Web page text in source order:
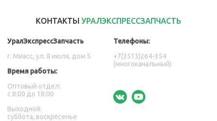
КОНТАКТЫ УРАЛЭКСПРЕССЗАПЧАСТЬ
УралЭкспрессЗапчасть
г. Миасс, ул. 8 июля, дом 5
Время работы:
Оптовый отдел:
с 8:00 до 18:00
Выходной:
суббота, воскресенье
Телефоны:
+7(3513)264-354
(многоканальный)